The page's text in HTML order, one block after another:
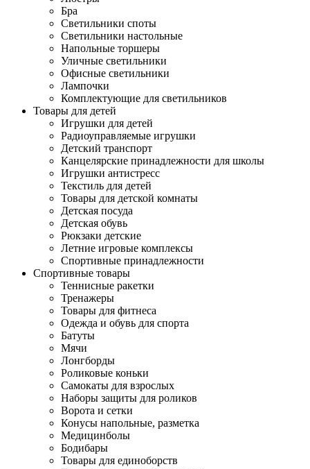
Бра
Светильники споты
Светильники настольные
Напольные торшеры
Уличные светильники
Офисные светильники
Лампочки
Комплектующие для светильников
Товары для детей
Игрушки для детей
Радиоуправляемые игрушки
Детский транспорт
Канцелярские принадлежности для школы
Игрушки антистресс
Текстиль для детей
Товары для детской комнаты
Детская посуда
Детская обувь
Рюкзаки детские
Летние игровые комплексы
Спортивные принадлежности
Спортивные товары
Теннисные ракетки
Тренажеры
Товары для фитнеса
Одежда и обувь для спорта
Батуты
Мячи
Лонгборды
Роликовые коньки
Самокаты для взрослых
Наборы защиты для роликов
Ворота и сетки
Конусы напольные, разметка
Медицинболы
Бодибары
Товары для единоборств